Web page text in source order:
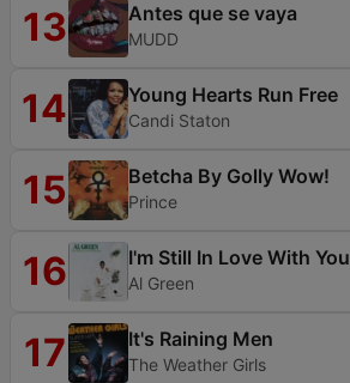
13 Antes que se vaya
MUDD
14 Young Hearts Run Free
Candi Staton
15 Betcha By Golly Wow!
Prince
16 I'm Still In Love With You
Al Green
17 It's Raining Men
The Weather Girls